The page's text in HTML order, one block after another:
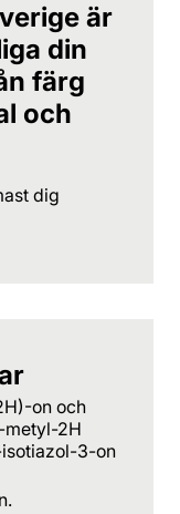
är
din
färg
och
dig
on och
metyl-2H
3-on